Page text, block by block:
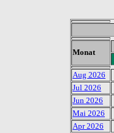
Monat
Aug 2026
Jul 2026
Jun 2026
Mai 2026
Apr 2026